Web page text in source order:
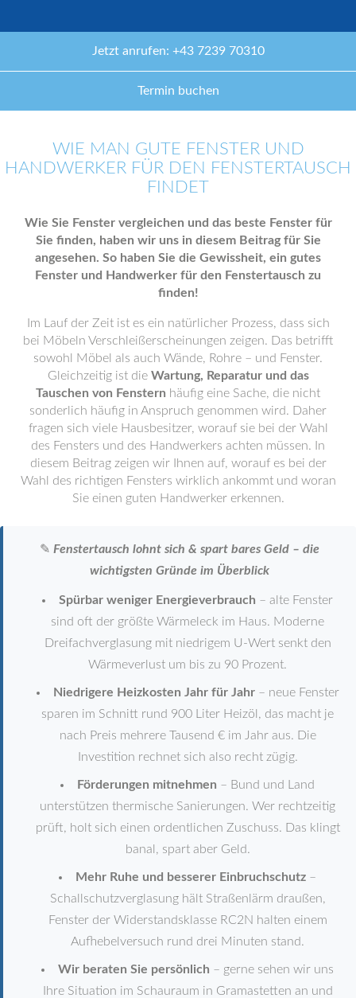
Jetzt anrufen: +43 7239 70310
Termin buchen
WIE MAN GUTE FENSTER UND
HANDWERKER FÜR DEN FENSTERTAUSCH
FINDET
Wie Sie Fenster vergleichen und das beste Fenster für
Sie finden, haben wir uns in diesem Beitrag für Sie
angesehen. So haben Sie die Gewissheit, ein gutes
Fenster und Handwerker für den Fenstertausch zu
finden!
Im Lauf der Zeit ist es ein natürlicher Prozess, dass sich
bei Möbeln Verschleißerscheinungen zeigen. Das betrifft
sowohl Möbel als auch Wände, Rohre – und Fenster.
Gleichzeitig ist die Wartung, Reparatur und das
Tauschen von Fenstern häufig eine Sache, die nicht
sonderlich häufig in Anspruch genommen wird. Daher
fragen sich viele Hausbesitzer, worauf sie bei der Wahl
des Fensters und des Handwerkers achten müssen. In
diesem Beitrag zeigen wir Ihnen auf, worauf es bei der
Wahl des richtigen Fensters wirklich ankommt und woran
Sie einen guten Handwerker erkennen.
✎ Fenstertausch lohnt sich & spart bares Geld – die
wichtigsten Gründe im Überblick
Spürbar weniger Energieverbrauch – alte Fenster
sind oft der größte Wärmeleck im Haus. Moderne
Dreifachverglasung mit niedrigem U-Wert senkt den
Wärmeverlust um bis zu 90 Prozent.
Niedrigere Heizkosten Jahr für Jahr– neue Fenster
sparen im Schnitt rund 900 Liter Heizöl, das macht je
nach Preis mehrere Tausend € im Jahr aus. Die
Investition rechnet sich also recht zügig.
Förderungen mitnehmen – Bund und Land
unterstützen thermische Sanierungen. Wer rechtzeitig
prüft, holt sich einen ordentlichen Zuschuss. Das klingt
banal, spart aber Geld.
Mehr Ruhe und besserer Einbruchschutz –
Schallschutzverglasung hält Straßenlärm draußen,
Fenster der Widerstandsklasse RC2N halten einem
Aufhebelversuch rund drei Minuten stand.
Wir beraten Sie persönlich – gerne sehen wir uns
Ihre Situation im Schauraum in Gramastetten an und